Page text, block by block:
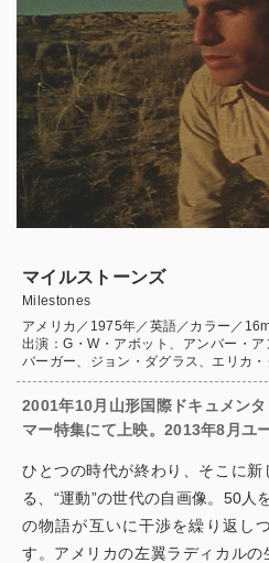
マイルストーンズ
Milestones
アメリカ／1975年／英語／カラー／
出演：G・W・アボット、アンバー・
バーガー、ジョン・ダグラス、エリカ
2001年10月山形国際ドキュメン
マー特集にて上映。2013年8月ユ
ひとつの時代が終わり、そこに
る、“運動”の世代の自画像。50人
の物語が互いに干渉を繰り返し
す。アメリカの左翼ラディカル